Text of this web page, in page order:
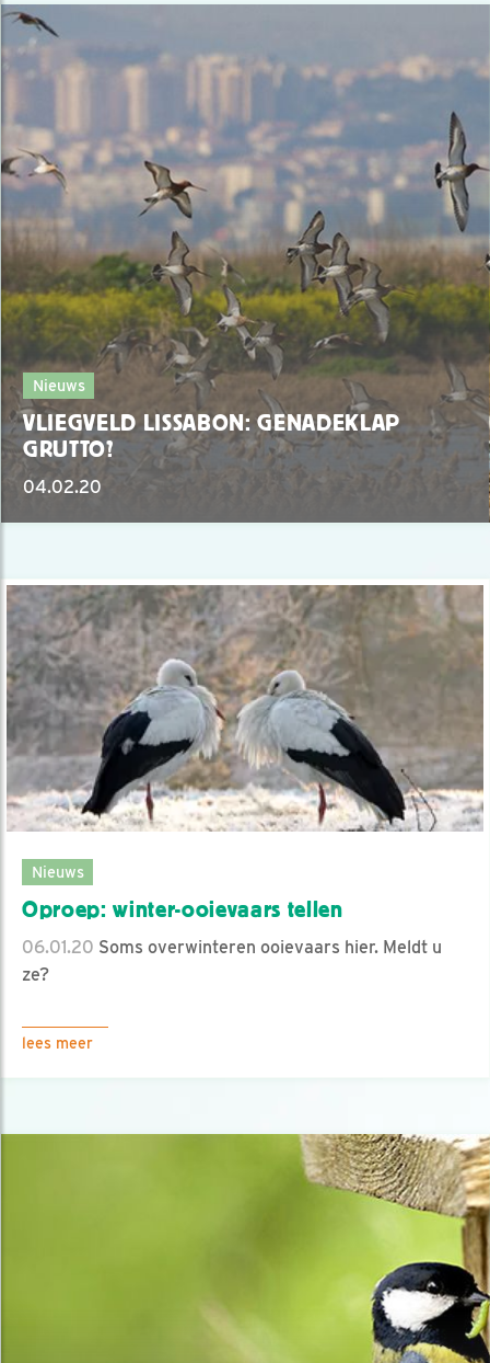
Nieuws
VLIEGVELD LISSABON: GENADEKLAP
GRUTTO?
04.02.20
Nieuws
Oproep: winter-ooievaars tellen
06.01.20 Soms overwinteren ooievaars hier. Meldt u
ze?
lees meer